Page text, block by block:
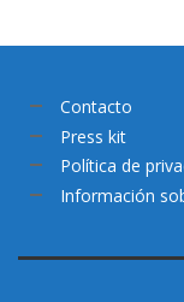
Contacto
Press kit
Política de
Información